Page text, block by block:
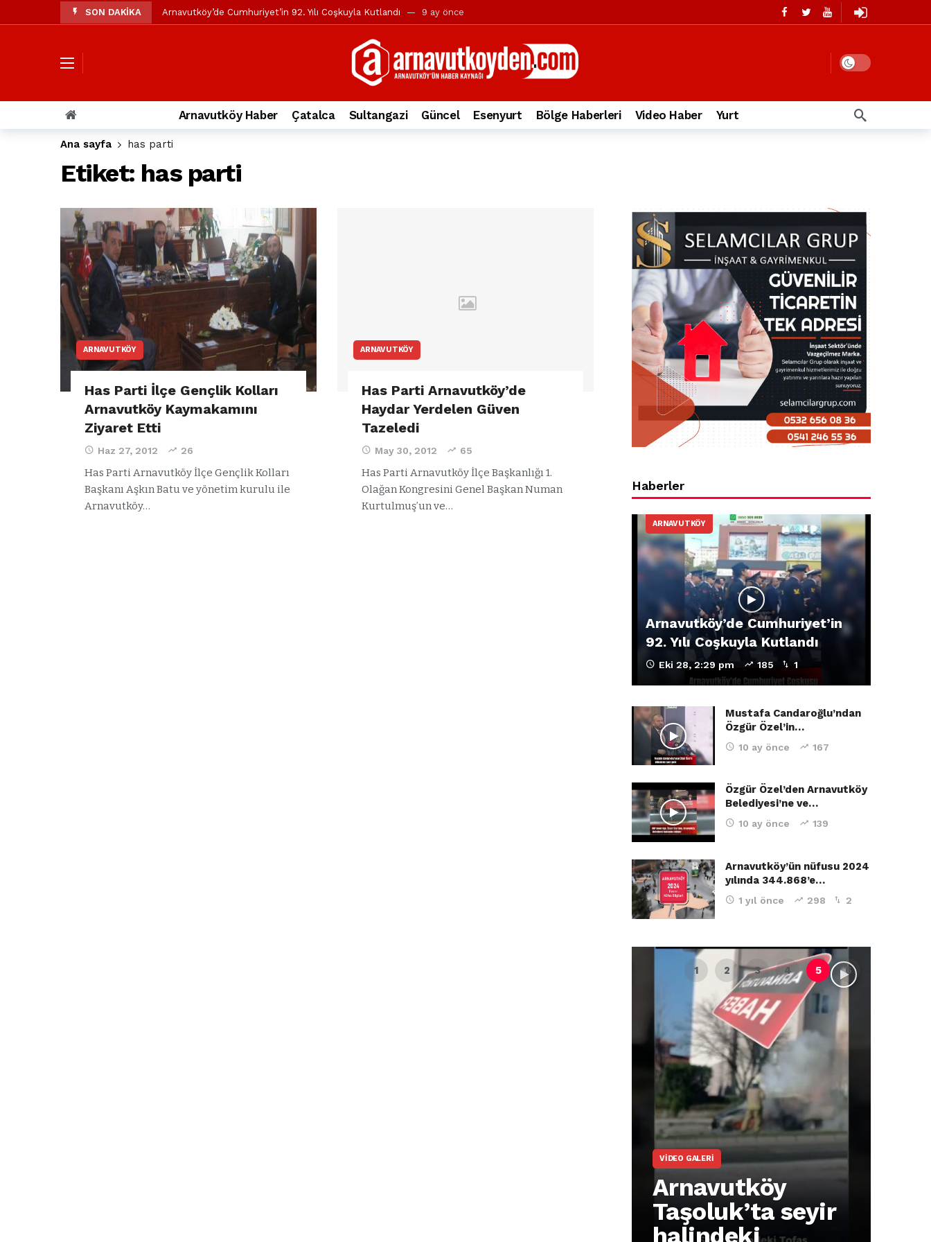
SON DAKİKA Arnavutköy’de Cumhuriyet’in 92. Yılı Coşkuyla Kutlandı 9 ay önce
Özgür Özel’den Arnavutköy Belediyesi’ne ve Mustafa Candaroğlu’na yönelik suçlamalar 10 ay önce
Arnavutköy’ün nüfusu 2024 yılında 344.868’e ulaştı 1 yıl önce
Arnavutköy Taşoluk’ta seyir halindeki otomobil alev alev yandı. 2 yıl önce
Arnavutköy İmrahor Mahallesi sakinleri protesto gösterisi düzenledi 2 yıl önce
Arnavutköy’de 29 Ekim Cumhuriyet Bayramı kutlamaları coşkuyla gerçekleşti
Toprak kaydı: 3 hafriyat kamyonu birbirlerinin üzerine devrildi
İstanbul Havalimanı yolundaki kazada, taksideki yolcu öldü
Arnavutkoy Belediyesi’ne su baskını tepkisi
Arnavutköy Haber Çatalca Sultangazi Güncel Esenyurt Bölge Haberleri Video Haber Yurt
Ana sayfa has parti
Etiket: has parti
ARNAVUTKÖY
Has Parti İlçe Gençlik Kolları
Arnavutköy Kaymakamını
Ziyaret Etti
Haz 27, 2012 26
Has Parti Arnavutköy İlçe Gençlik Kolları
Başkanı Aşkın Batu ve yönetim kurulu ile
Arnavutköy…
ARNAVUTKÖY
Has Parti Arnavutköy’de
Haydar Yerdelen Güven
Tazeledi
May 30, 2012 65
Has Parti Arnavutköy İlçe Başkanlığı 1.
Olağan Kongresini Genel Başkan Numan
Kurtulmuş’un ve…
Haberler
ARNAVUTKÖY
Arnavutköy’de Cumhuriyet’in
92. Yılı Coşkuyla Kutlandı
Eki 28, 2:29 pm 185 1
Mustafa Candaroğlu’ndan
Özgür Özel’in…
10 ay önce 167
Özgür Özel’den Arnavutköy
Belediyesi’ne ve…
10 ay önce 139
Arnavutköy’ün nüfusu 2024
yılında 344.868’e…
1 yıl önce 298 2
VIDEO GALERI
Arnavutköy
Taşoluk’ta seyir
halindeki